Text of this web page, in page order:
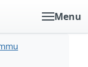
Menu